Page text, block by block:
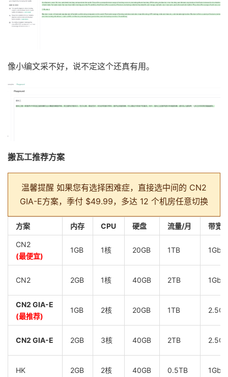
像小编文采不好，说不定这个还真有用。
搬瓦工推荐方案
温馨提醒 如果您有选择困难症，直接选中间的 CN2
GIA-E方案，季付 $49.99，多达 12 个机房任意切换
方案 内存 CPU 硬盘 流量/月 带宽
CN2
(最便宜)
1GB 1核 20GB 1TB
CN2 2GB 1核 40GB 2TB
CN2 GIA-E
(最推荐)
1GB 2核 20GB 1TB
CN2 GIA-E 2GB 3核 40GB 2TB
HK 2GB 2核 40GB 0.5TB